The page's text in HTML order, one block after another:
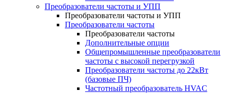
Преобразователи частоты и УПП
Преобразователи частоты и УПП
Преобразователи частоты
Преобразователи частоты
Дополнительные опции
Общепромышленные преобразователи
частоты с высокой перегрузкой
Преобразователи частоты до 22кВт
(базовые ПЧ)
Частотный преобразователь HVAC